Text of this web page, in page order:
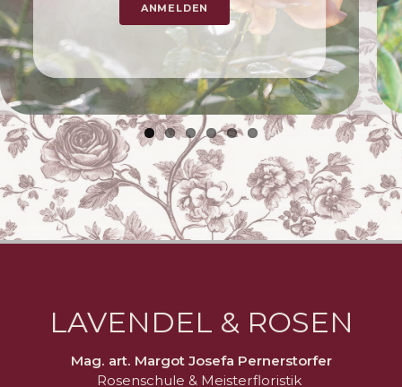
ANMELDEN
LAVENDEL & ROSEN
Mag. art. Margot Josefa Pernerstorfer
Rosenschule & Meisterfloristik